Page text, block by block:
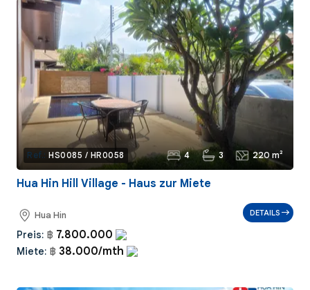
Ref.: HS0085 / HR0058 4 3 220 m²
Hua Hin Hill Village - Haus zur Miete
Hua Hin
Preis: ฿ 7.800.000
Miete: ฿ 38.000/mth
DETAILS